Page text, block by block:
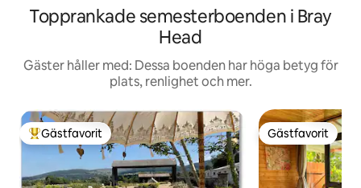
Topprankade semesterboenden i Bray
Head
Gäster håller med: Dessa boenden har höga betyg för
plats, renlighet och mer.
Populär gästfavorit
Gästfavorit Gästfavorit
Gästfavorit